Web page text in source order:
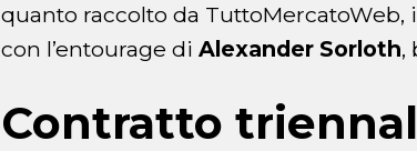
quanto raccolto da
con l’entourage di Alexander Sorloth,
Contratto